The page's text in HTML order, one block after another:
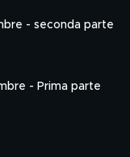
- seconda parte
- Prima parte